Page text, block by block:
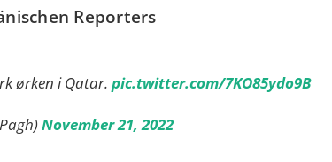
Reporters
ørken i Qatar. pic.twitter.com/7KO85ydo9B
November 21, 2022